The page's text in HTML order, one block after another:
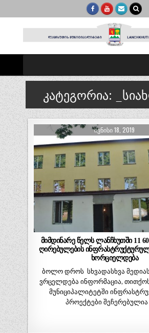
კატეგორია:
ᲘᲕᲜᲘᲡᲘ 18, 2019
მიმდინარე წელს ლანჩხუთში 11
ღირებულების
ხორციელდება
ბოლო დროს სხვადასხვა
ვრცელდება ინფორმაცია,
მუნიციპალიტეტში
პროექტები